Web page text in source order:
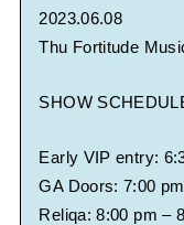
2023.06.08
Thu Fortitude
SHOW
Early VIP entry:
GA Doors: 7:00 pm
Reliqa: 8:00 pm –